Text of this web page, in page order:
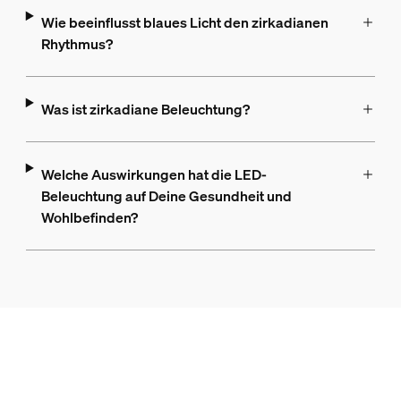
Wie beeinflusst blaues Licht den zirkadianen
Rhythmus?
Was ist zirkadiane Beleuchtung?
Welche Auswirkungen hat die LED-
Beleuchtung auf Deine Gesundheit und
Wohlbefinden?